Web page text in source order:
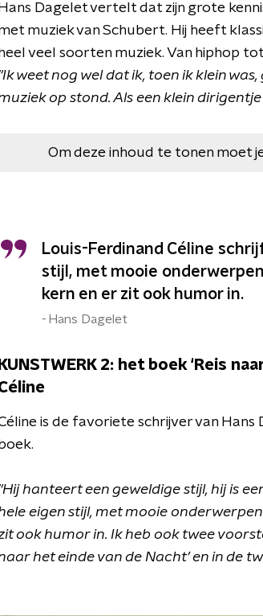
Hans Dagelet vertelt dat zijn grote
muziek van Schubert. Hij heeft
heel veel soorten muziek. Van hiphop
weet nog wel dat ik, toen ik klein
op stond. Als een klein
Om deze inhoud te tonen moet
Louis-Ferdinand Céline
stijl, met mooie
kern en er zit ook humor in.
Hans Dagelet
KUNSTWERK 2: het boek ‘Reis
is de favoriete schrijver van Hans
hanteert een geweldige stijl, hij is
eigen stijl, met mooie
ook humor in. Ik heb ook twee
het einde van de Nacht’ en in de